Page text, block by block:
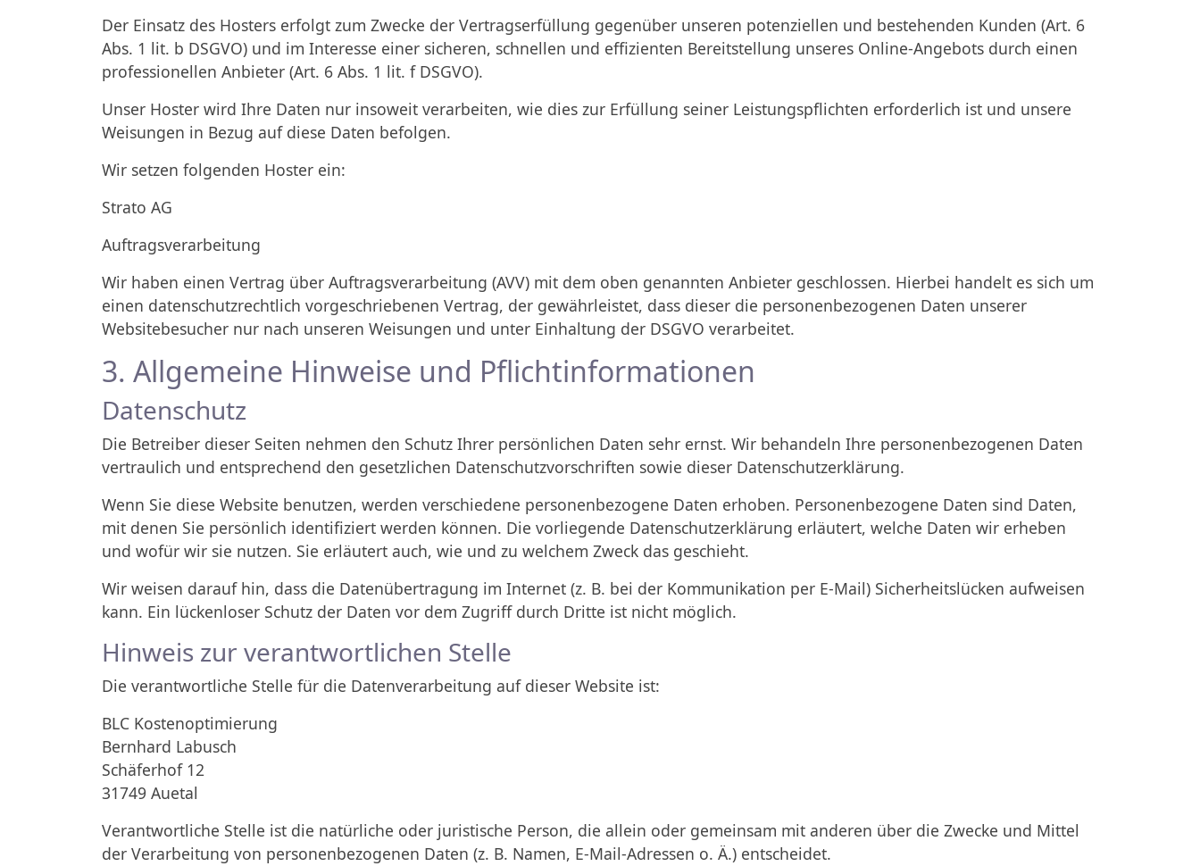
Der Einsatz des Hosters erfolgt zum Zwecke der Vertragserfüllung gegenüber unseren potenziellen und bestehenden Kunden (Art. 6
Abs. 1 lit. b DSGVO) und im Interesse einer sicheren, schnellen und effizienten Bereitstellung unseres Online-Angebots durch einen
professionellen Anbieter (Art. 6 Abs. 1 lit. f DSGVO).
Unser Hoster wird Ihre Daten nur insoweit verarbeiten, wie dies zur Erfüllung seiner Leistungspflichten erforderlich ist und unsere
Weisungen in Bezug auf diese Daten befolgen.
Wir setzen folgenden Hoster ein:
Strato AG
Auftragsverarbeitung
Wir haben einen Vertrag über Auftragsverarbeitung (AVV) mit dem oben genannten Anbieter geschlossen. Hierbei handelt es sich um
einen datenschutzrechtlich vorgeschriebenen Vertrag, der gewährleistet, dass dieser die personenbezogenen Daten unserer
Websitebesucher nur nach unseren Weisungen und unter Einhaltung der DSGVO verarbeitet.
3. Allgemeine Hinweise und Pflicht­informationen
Datenschutz
Die Betreiber dieser Seiten nehmen den Schutz Ihrer persönlichen Daten sehr ernst. Wir behandeln Ihre personenbezogenen Daten
vertraulich und entsprechend den gesetzlichen Datenschutzvorschriften sowie dieser Datenschutzerklärung.
Wenn Sie diese Website benutzen, werden verschiedene personenbezogene Daten erhoben. Personenbezogene Daten sind Daten,
mit denen Sie persönlich identifiziert werden können. Die vorliegende Datenschutzerklärung erläutert, welche Daten wir erheben
und wofür wir sie nutzen. Sie erläutert auch, wie und zu welchem Zweck das geschieht.
Wir weisen darauf hin, dass die Datenübertragung im Internet (z. B. bei der Kommunikation per E-Mail) Sicherheitslücken aufweisen
kann. Ein lückenloser Schutz der Daten vor dem Zugriff durch Dritte ist nicht möglich.
Hinweis zur verantwortlichen Stelle
Die verantwortliche Stelle für die Datenverarbeitung auf dieser Website ist:
BLC Kostenoptimierung
Bernhard Labusch
Schäferhof 12
31749 Auetal
Verantwortliche Stelle ist die natürliche oder juristische Person, die allein oder gemeinsam mit anderen über die Zwecke und Mittel
der Verarbeitung von personenbezogenen Daten (z. B. Namen, E-Mail-Adressen o. Ä.) entscheidet.